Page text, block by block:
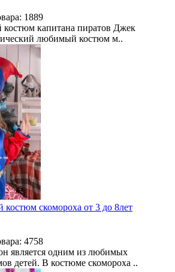
1889
костюм капитана пиратов Джек
любимый костюм м..
скомороха от 3 до 8лет
4758
является одним из любимых
детей. В костюме скомороха ..